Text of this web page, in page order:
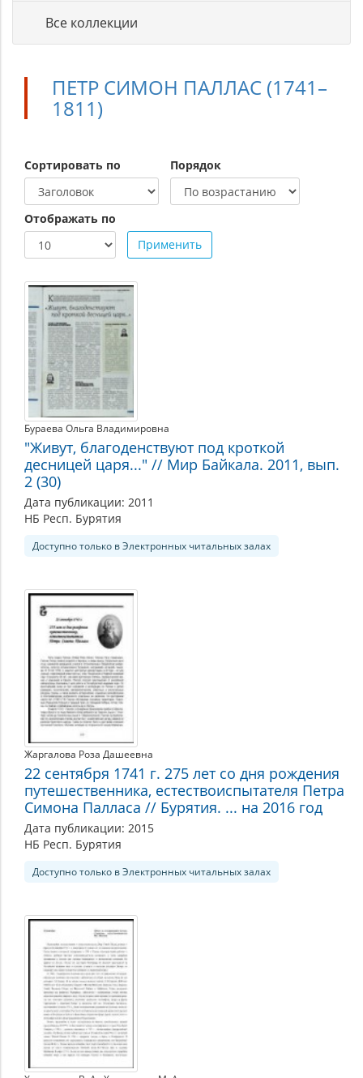
Все коллекции
ПЕТР СИМОН ПАЛЛАС (1741–
1811)
Сортировать по Порядок
Отображать по
Применить
Бураева Ольга Владимировна
"Живут, благоденствуют под кроткой
десницей царя..." // Мир Байкала. 2011, вып.
2 (30)
Дата публикации: 2011
НБ Респ. Бурятия
Доступно только в Электронных читальных залах
Жаргалова Роза Дашеевна
22 сентября 1741 г. 275 лет со дня рождения
путешественника, естествоиспытателя Петра
Симона Палласа // Бурятия. ... на 2016 год
Дата публикации: 2015
НБ Респ. Бурятия
Доступно только в Электронных читальных залах